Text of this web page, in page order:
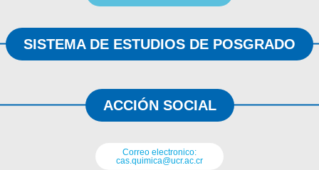
SISTEMA DE ESTUDIOS DE POSGRADO
ACCIÓN SOCIAL
Correo electronico:
cas.quimica@ucr.ac.cr